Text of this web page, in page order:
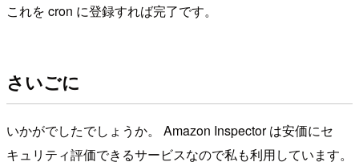
これを cron に登録すれば完了です。
さいごに
いかがでしたでしょうか。 Amazon Inspector は安価にセ
キュリティ評価できるサービスなので私も利用しています。